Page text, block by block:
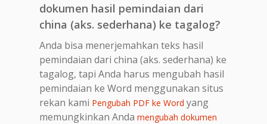
dokumen hasil pemindaian dari
china (aks. sederhana) ke tagalog?
Anda bisa menerjemahkan teks hasil
pemindaian dari china (aks. sederhana) ke
tagalog, tapi Anda harus mengubah hasil
pemindaian ke Word menggunakan situs
rekan kami Pengubah PDF ke Word yang
memungkinkan Anda mengubah dokumen